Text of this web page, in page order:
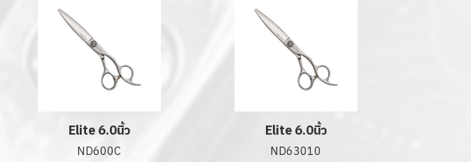
Elite 6.0นิ้ว
ND600C
Elite 6.0นิ้ว
ND63010